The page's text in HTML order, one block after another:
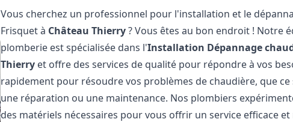
Vous cherchez un professionnel pour l'installation et le
Frisquet à Château Thierry? Vous êtes au bon endroit ! Notre
plomberie est spécialisée dans l'Installation Dépannage
Thierry et offre des services de qualité pour répondre à vos
rapidement pour résoudre vos problèmes de chaudière, que
une réparation ou une maintenance. Nos plombiers
des matériels nécessaires pour vous offrir un service efficace